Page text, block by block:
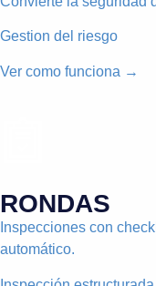
Gestion del riesgo
Ver como funciona →
RONDAS
Inspecciones con
automático.